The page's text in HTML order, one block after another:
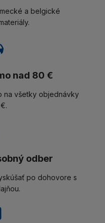
a belgické
nad 80 €
na všetky objednávky
odber
po dohovore s